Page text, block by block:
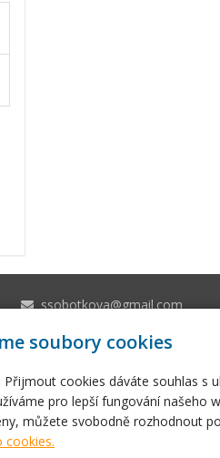
ssobotkova@gmail.com
soubory cookies
Přijmout cookies dáváte souhlas s
pro lepší fungování našeho
můžete svobodně rozhodnout
cookies.